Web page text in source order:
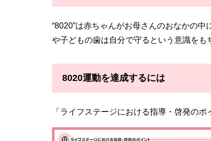
“8020”は赤ちゃんがお母さんのおなかの
や子どもの歯は自分で守るという意識をも
8020運動を達成するには
「ライフステージにおける指導・啓発のポ